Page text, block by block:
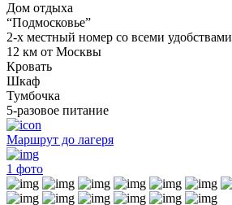
Дом отдыха
“Подмосковье”
2-х местный номер со всеми удобствами
12 км от Москвы
Кровать
Шкаф
Тумбочка
5-разовое питание
Маршрут до лагеря
1 фото